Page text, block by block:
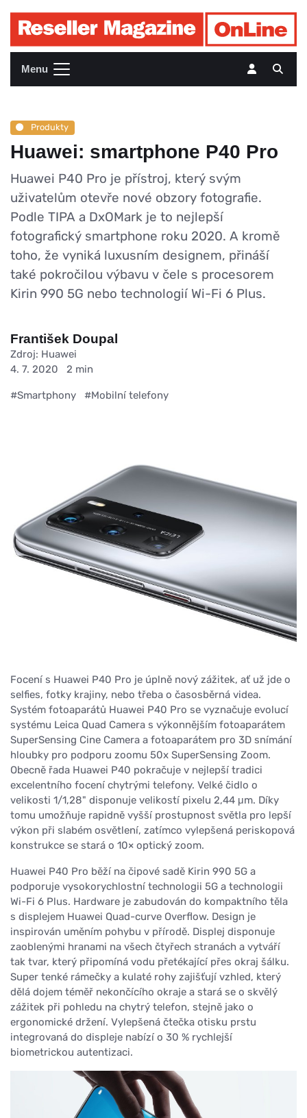
Menu
Produkty
Huawei: smartphone P40 Pro
Huawei P40 Pro je přístroj, který svým
uživatelům otevře nové obzory fotografie.
Podle TIPA a DxOMark je to nejlepší
fotografický smartphone roku 2020. A kromě
toho, že vyniká luxusním designem, přináší
také pokročilou výbavu v čele s procesorem
Kirin 990 5G nebo technologií Wi-Fi 6 Plus.
František Doupal
Zdroj: Huawei
4. 7. 2020
2 min
#Smartphony #Mobilní telefony
Focení s Huawei P40 Pro je úplně nový zážitek, ať už jde o
selfies, fotky krajiny, nebo třeba o časosběrná videa.
Systém fotoaparátů Huawei P40 Pro se vyznačuje evolucí
systému Leica Quad Camera s výkonnějším fotoaparátem
SuperSensing Cine Camera a fotoaparátem pro 3D snímání
hloubky pro podporu zoomu 50x SuperSensing Zoom.
Obecně řada Huawei P40 pokračuje v nejlepší tradici
excelentního focení chytrými telefony. Velké čidlo o
velikosti 1/1,28" disponuje velikostí pixelu 2,44 μm. Díky
tomu umožňuje rapidně vyšší prostupnost světla pro lepší
výkon při slabém osvětlení, zatímco vylepšená periskopová
konstrukce se stará o 10× optický zoom.
Huawei P40 Pro běží na čipové sadě Kirin 990 5G a
podporuje vysokorychlostní technologii 5G a technologii
Wi-Fi 6 Plus. Hardware je zabudován do kompaktního těla
s displejem Huawei Quad-curve Overflow. Design je
inspirován uměním pohybu v přírodě. Displej disponuje
zaoblenými hranami na všech čtyřech stranách a vytváří
tak tvar, který připomíná vodu přetékající přes okraj šálku.
Super tenké rámečky a kulaté rohy zajišťují vzhled, který
dělá dojem téměř nekončícího okraje a stará se o skvělý
zážitek při pohledu na chytrý telefon, stejně jako o
ergonomické držení. Vylepšená čtečka otisku prstu
integrovaná do displeje nabízí o 30 % rychlejší
biometrickou autentizaci.